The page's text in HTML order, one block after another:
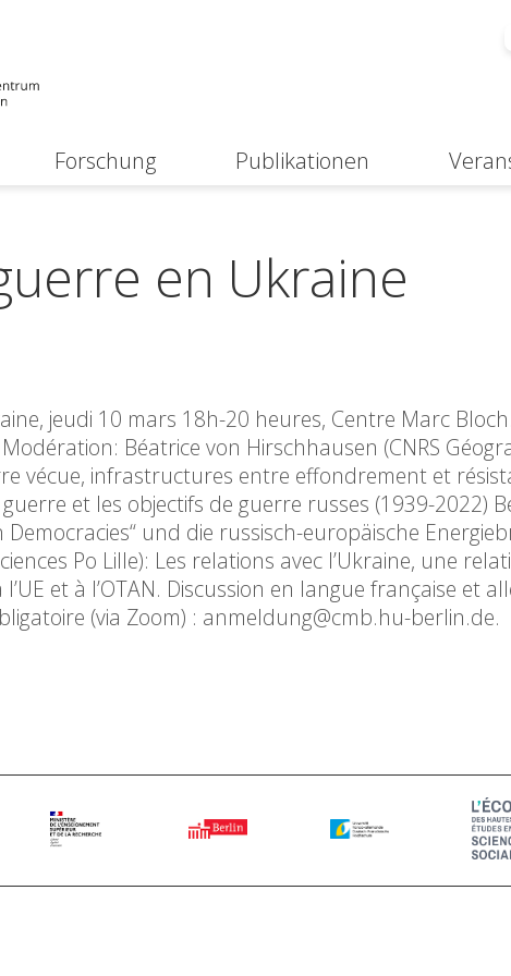
Forschung Publikationen
en Ukraine
jeudi 10 mars 18h-20 heures, Centre Marc Bloch.
Béatrice von Hirschhausen (CNRS
vécue, infrastructures entre effondrement et
guerre et les objectifs de guerre russes (1939-2022)
und die russisch-europäische
Po Lille): Les relations avec l’Ukraine, une
et à l’OTAN. Discussion en langue française et
(via Zoom) : anmeldung@cmb.hu-berlin.de.